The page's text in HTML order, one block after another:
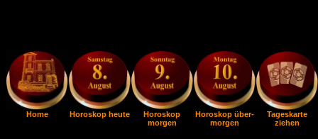
Home Horoskop heute
Horoskop
morgen
Horoskop über-
morgen
Tageskarte
ziehen